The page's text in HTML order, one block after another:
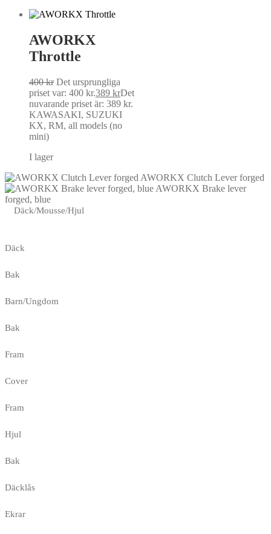
AWORKX
Throttle
400kr Det ursprungliga
priset var: 400 kr.389 krDet
nuvarande priset är: 389 kr.
KAWASAKI, SUZUKI
KX, RM, all models (no
mini)
I lager
AWORKX Clutch Lever forged
AWORKX Brake lever
forged, blue
Däck/Mousse/Hjul
Däck
Bak
Barn/Ungdom
Bak
Fram
Cover
Fram
Hjul
Bak
Däcklås
Ekrar